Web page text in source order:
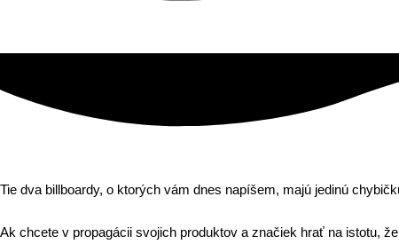
Tie dva billboardy, o ktorých vám dnes napíšem, majú jedinú
Ak chcete v propagácii svojich produktov a značiek hrať na istotu,